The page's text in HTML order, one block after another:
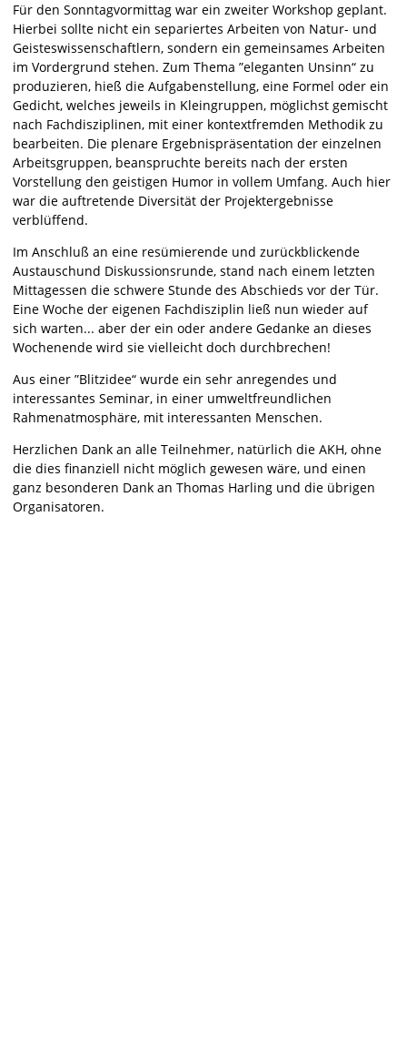
Für den Sonntagvormittag war ein zweiter Workshop geplant.
Hierbei sollte nicht ein separiertes Arbeiten von Natur- und
Geisteswissenschaftlern, sondern ein gemeinsames Arbeiten
im Vordergrund stehen. Zum Thema ”eleganten Unsinn“ zu
produzieren, hieß die Aufgabenstellung, eine Formel oder ein
Gedicht, welches jeweils in Kleingruppen, möglichst gemischt
nach Fachdisziplinen, mit einer kontextfremden Methodik zu
bearbeiten. Die plenare Ergebnispräsentation der einzelnen
Arbeitsgruppen, beanspruchte bereits nach der ersten
Vorstellung den geistigen Humor in vollem Umfang. Auch hier
war die auftretende Diversität der Projektergebnisse
verblüffend.
Im Anschluß an eine resümierende und zurückblickende
Austauschund Diskussionsrunde, stand nach einem letzten
Mittagessen die schwere Stunde des Abschieds vor der Tür.
Eine Woche der eigenen Fachdisziplin ließ nun wieder auf
sich warten... aber der ein oder andere Gedanke an dieses
Wochenende wird sie vielleicht doch durchbrechen!
Aus einer ”Blitzidee“ wurde ein sehr anregendes und
interessantes Seminar, in einer umweltfreundlichen
Rahmenatmosphäre, mit interessanten Menschen.
Herzlichen Dank an alle Teilnehmer, natürlich die AKH, ohne
die dies finanziell nicht möglich gewesen wäre, und einen
ganz besonderen Dank an Thomas Harling und die übrigen
Organisatoren.